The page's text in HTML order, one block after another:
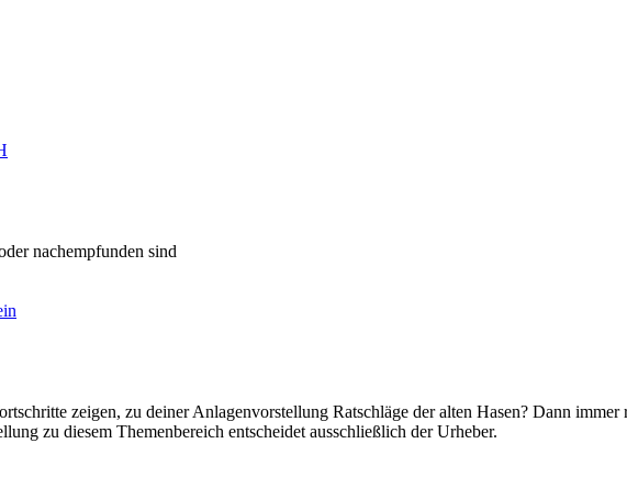
nachempfunden sind
zeigen, zu deiner Anlagenvorstellung Ratschläge der alten Hasen? Dann immer
zu diesem Themenbereich entscheidet ausschließlich der Urheber.